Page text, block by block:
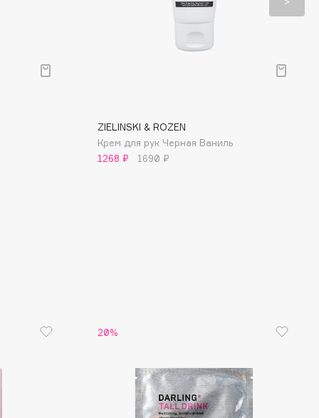
ZIELINSKI & ROZEN
Крем для рук Черная Ваниль
1268 ₽
1690 ₽
20%